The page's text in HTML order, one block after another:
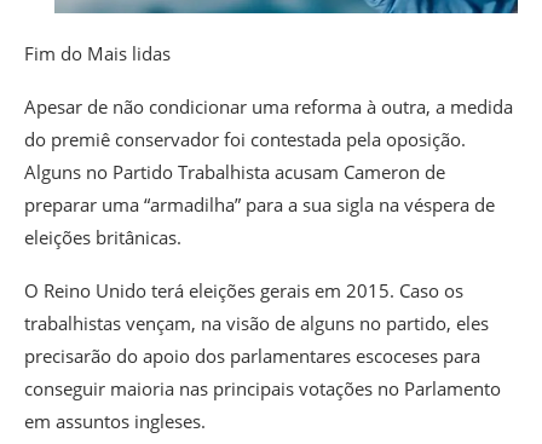
Fim do Mais lidas
Apesar de não condicionar uma reforma à outra, a medida
do premiê conservador foi contestada pela oposição.
Alguns no Partido Trabalhista acusam Cameron de
preparar uma “armadilha” para a sua sigla na véspera de
eleições britânicas.
O Reino Unido terá eleições gerais em 2015. Caso os
trabalhistas vençam, na visão de alguns no partido, eles
precisarão do apoio dos parlamentares escoceses para
conseguir maioria nas principais votações no Parlamento
em assuntos ingleses.